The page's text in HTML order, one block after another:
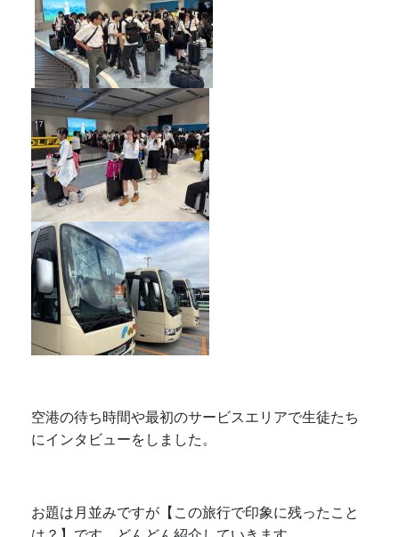
空港の待ち時間や最初のサービスエリアで生徒たち
にインタビューをしました。
お題は月並みですが【この旅行で印象に残ったこと